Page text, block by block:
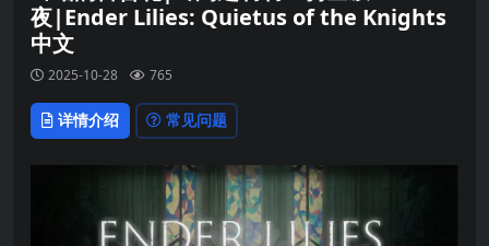
夜|Ender Lilies: Quietus of the Knights
中文
2025-10-28 765
详情介绍 常见问题